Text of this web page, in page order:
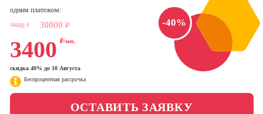
управления
Фотошкола
Школа медиа
социальных
сетях (SMM-
менеджер)
Профессия
Специалист по
таргетингу
-40%
одним платежом:
50000 ₽ 30000 ₽
3400 ₽/мес.
скидка 40% до 10 Августа
Беспроцентная рассрочка
ОСТАВИТЬ ЗАЯВКУ